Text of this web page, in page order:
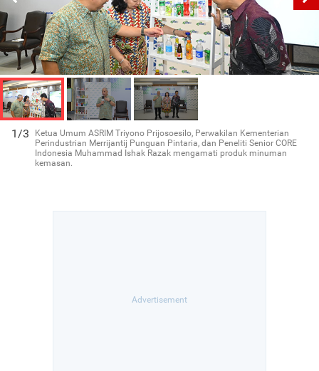
1/3
Ketua Umum ASRIM Triyono Prijosoesilo, Perwakilan Kementerian
Perindustrian Merrijantij Punguan Pintaria, dan Peneliti Senior CORE
Indonesia Muhammad Ishak Razak mengamati produk minuman
kemasan.